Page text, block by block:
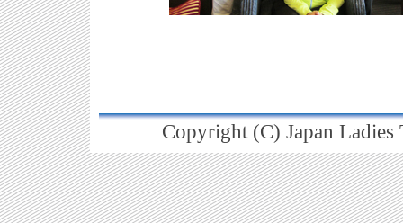
Copyright (C) Japan